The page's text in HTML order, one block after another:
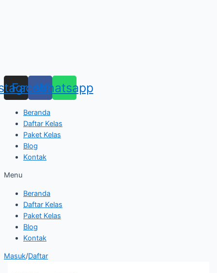
Facebook
Whatsapp
Beranda
Daftar Kelas
Paket Kelas
Blog
Kontak
Menu
Beranda
Daftar Kelas
Paket Kelas
Blog
Kontak
Masuk/Daftar